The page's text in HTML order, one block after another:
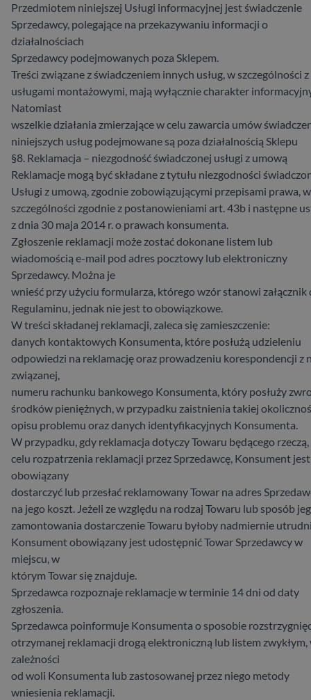
Przedmiotem niniejszej Usługi informacyjnej jest świadczenie
Sprzedawcy, polegające na przekazywaniu informacji o
działalnościach
Sprzedawcy podejmowanych poza Sklepem.
Treści związane z świadczeniem innych usług, w szczególności z
usługami montażowymi, mają wyłącznie charakter
Natomiast
wszelkie działania zmierzające w celu zawarcia umów
niniejszych usług podejmowane są poza działalnością Sklepu
§8. Reklamacja – niezgodność świadczonej usługi z umową
Reklamacje mogą być składane z tytułu niezgodności
Usługi z umową, zgodnie zobowiązującymi przepisami prawa, w
szczególności zgodnie z postanowieniami art. 43b i następne
z dnia 30 maja 2014 r. o prawach konsumenta.
Zgłoszenie reklamacji może zostać dokonane listem lub
wiadomością e-mail pod adres pocztowy lub elektroniczny
Sprzedawcy. Można je
wnieść przy użyciu formularza, którego wzór stanowi załącznik
Regulaminu, jednak nie jest to obowiązkowe.
W treści składanej reklamacji, zaleca się zamieszczenie:
danych kontaktowych Konsumenta, które posłużą udzieleniu
odpowiedzi na reklamację oraz prowadzeniu korespondencji z
związanej,
numeru rachunku bankowego Konsumenta, który posłuży
środków pieniężnych, w przypadku zaistnienia takiej
opisu problemu oraz danych identyfikacyjnych Konsumenta.
W przypadku, gdy reklamacja dotyczy Towaru będącego
celu rozpatrzenia reklamacji przez Sprzedawcę, Konsument jest
obowiązany
dostarczyć lub przesłać reklamowany Towar na adres
na jego koszt. Jeżeli ze względu na rodzaj Towaru lub sposób
zamontowania dostarczenie Towaru byłoby nadmiernie
Konsument obowiązany jest udostępnić Towar Sprzedawcy w
miejscu, w
którym Towar się znajduje.
Sprzedawca rozpoznaje reklamacje w terminie 14 dni od daty
zgłoszenia.
Sprzedawca poinformuje Konsumenta o sposobie
otrzymanej reklamacji drogą elektroniczną lub listem zwykłym,
zależności
od woli Konsumenta lub zastosowanej przez niego metody
wniesienia reklamacji.